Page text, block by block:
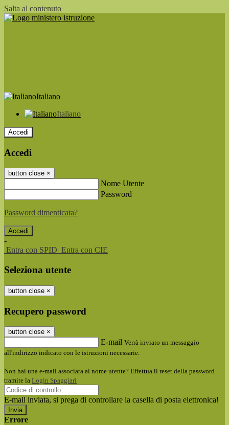
Salta al contenuto
Italiano
Italiano
Accedi
Accedi
button close ×
Nome Utente
Password
Password dimenticata?
-
Entra con SPID Entra con CIE
Seleziona utente
button close ×
Recupero password
button close ×
E-mail Verrà inviato un messaggio
all'indirizzo indicato con le istruzioni necessarie.
Non hai una e-mail associata al nome utente? Effettua il reset della password
tramite la Login Spaggiari
E-mail inviata, si prega di controllare la casella di posta elettronica!
Errore